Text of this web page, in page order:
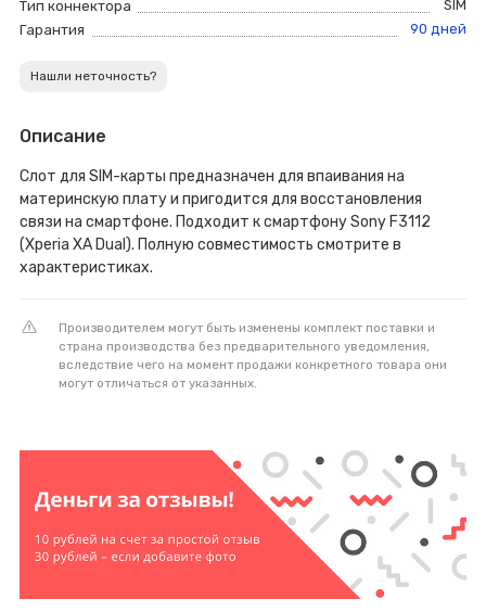
Тип коннектора
SIM
Гарантия
90 дней
Нашли неточность?
Описание
Слот для SIM-карты предназначен для впаивания на
материнскую плату и пригодится для восстановления
связи на смартфоне. Подходит к смартфону Sony F3112
(Xperia XA Dual). Полную совместимость смотрите в
характеристиках.
Производителем могут быть изменены комплект поставки и
страна производства без предварительного уведомления,
вследствие чего на момент продажи конкретного товара они
могут отличаться от указанных.